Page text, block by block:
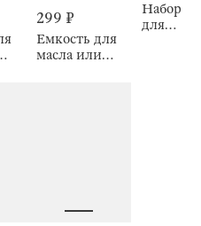
299 ₽
Емкость для
масла или
Набор
для